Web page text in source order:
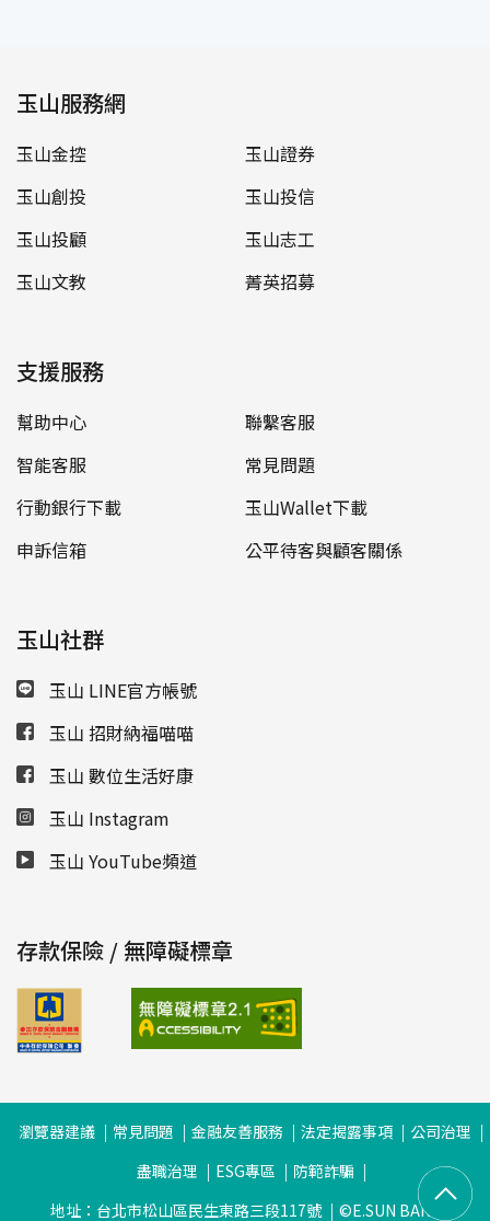
玉山服務網
玉山金控
玉山證券
玉山創投
玉山投信
玉山投顧
玉山志工
玉山文教
菁英招募
支援服務
幫助中心
聯繫客服
智能客服
常見問題
行動銀行下載
玉山Wallet下載
申訴信箱
公平待客與顧客關係
玉山社群
玉山 LINE官方帳號
玉山 招財納福喵喵
玉山 數位生活好康
玉山 Instagram
玉山 YouTube頻道
存款保險 / 無障礙標章
瀏覽器建議 常見問題 金融友善服務 法定揭露事項
公司治理
盡職治理
ESG專區
防範詐騙
地址：台北市松山區民生東路三段117號
©E.SUN BANK